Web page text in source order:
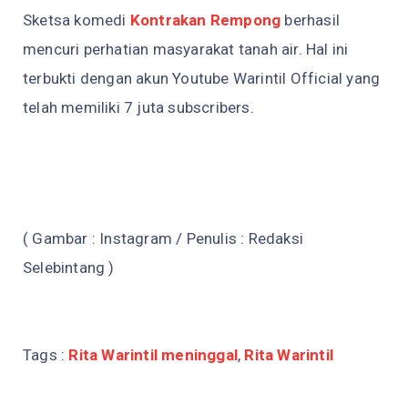
Sketsa komedi Kontrakan Rempong berhasil
mencuri perhatian masyarakat tanah air. Hal ini
terbukti dengan akun Youtube Warintil Official yang
telah memiliki 7 juta subscribers.
( Gambar : Instagram / Penulis : Redaksi
Selebintang )
Tags : Rita Warintil meninggal, Rita Warintil